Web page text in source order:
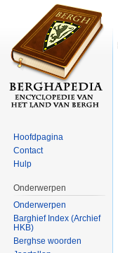
Hoofdpagina
Contact
Hulp
Onderwerpen
Onderwerpen
Barghief Index (Archief
HKB)
Berghse woorden